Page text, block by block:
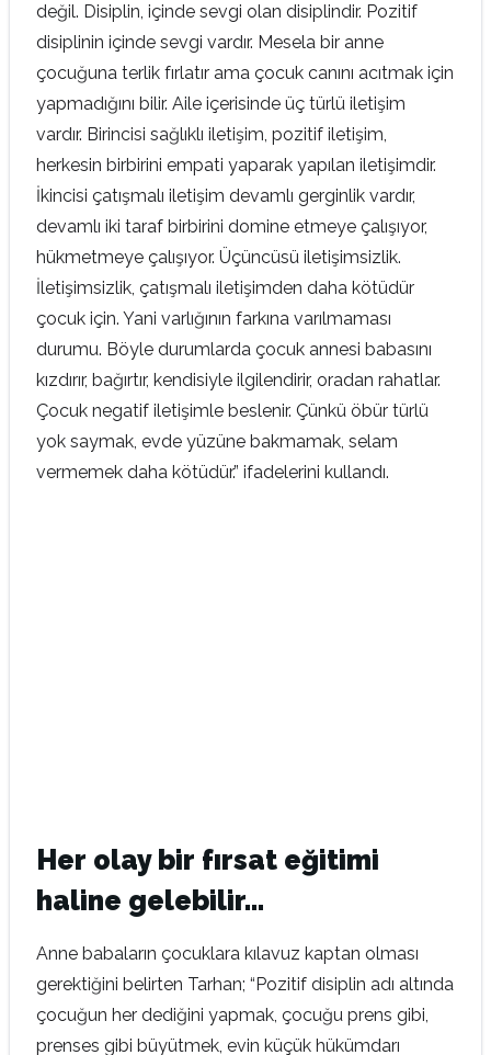
değil. Disiplin, içinde sevgi olan disiplindir. Pozitif
disiplinin içinde sevgi vardır. Mesela bir anne
çocuğuna terlik fırlatır ama çocuk canını acıtmak için
yapmadığını bilir. Aile içerisinde üç türlü iletişim
vardır. Birincisi sağlıklı iletişim, pozitif iletişim,
herkesin birbirini empati yaparak yapılan iletişimdir.
İkincisi çatışmalı iletişim devamlı gerginlik vardır,
devamlı iki taraf birbirini domine etmeye çalışıyor,
hükmetmeye çalışıyor. Üçüncüsü iletişimsizlik.
İletişimsizlik, çatışmalı iletişimden daha kötüdür
çocuk için. Yani varlığının farkına varılmaması
durumu. Böyle durumlarda çocuk annesi babasını
kızdırır, bağırtır, kendisiyle ilgilendirir, oradan rahatlar.
Çocuk negatif iletişimle beslenir. Çünkü öbür türlü
yok saymak, evde yüzüne bakmamak, selam
vermemek daha kötüdür.” ifadelerini kullandı.
Her olay bir fırsat eğitimi
haline gelebilir…
Anne babaların çocuklara kılavuz kaptan olması
gerektiğini belirten Tarhan; “Pozitif disiplin adı altında
çocuğun her dediğini yapmak, çocuğu prens gibi,
prenses gibi büyütmek, evin küçük hükümdarı